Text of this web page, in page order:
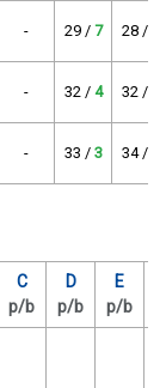
- 29 / 7 28 /
- 32 / 4 32 /
- 33 / 3 34 /
C
p/b
D
p/b
E
p/b